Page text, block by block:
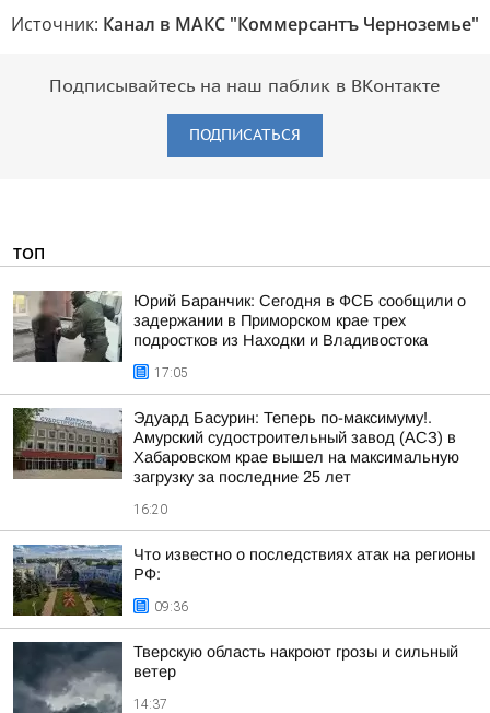
Источник: Канал в МАКС "Коммерсантъ Черноземье"
Подписывайтесь на наш паблик в ВКонтакте
ПОДПИСАТЬСЯ
ТОП
Юрий Баранчик: Сегодня в ФСБ сообщили о
задержании в Приморском крае трех
подростков из Находки и Владивостока
17:05
Эдуард Басурин: Теперь по-максимуму!.
Амурский судостроительный завод (АСЗ) в
Хабаровском крае вышел на максимальную
загрузку за последние 25 лет
16:20
Что известно о последствиях атак на регионы
РФ:
09:36
Тверскую область накроют грозы и сильный
ветер
14:37